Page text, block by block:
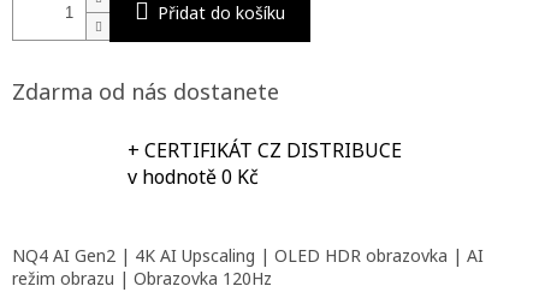
Přidat do košíku
Zdarma od nás dostanete
+ CERTIFIKÁT CZ DISTRIBUCE
v hodnotě 0 Kč
NQ4 AI Gen2 | 4K AI Upscaling | OLED HDR obrazovka | AI
režim obrazu | Obrazovka 120Hz